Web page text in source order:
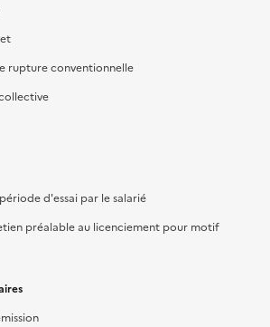
rupture conventionnelle
d'essai par le salarié
préalable au licenciement pour motif